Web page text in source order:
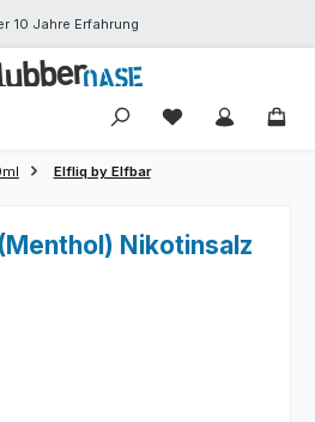
10 Jahre Erfahrung
Du hast 0
Elfliq by Elfbar
Nikotinsalz